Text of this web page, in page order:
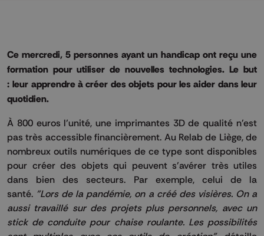
Ce mercredi, 5 personnes ayant un handicap ont reçu une
formation pour utiliser de nouvelles technologies.Le but
: leur apprendre à créer des objets pour les aider dans leur
quotidien.
À 800 euros l’unité, une imprimantes 3D de qualité n'est
pas très accessible financièrement. Au Relab de Liège, de
nombreux outils numériques de ce type sont disponibles
pour créer des objets qui peuvent s’avérer très utiles
dans bien des secteurs. Par exemple, celui de la
santé. "Lors de la pandémie, on a créé des visières.On a
aussi travaillé sur des projets plus personnels, avec un
stick de conduite pour chaise roulante.Les possibilités